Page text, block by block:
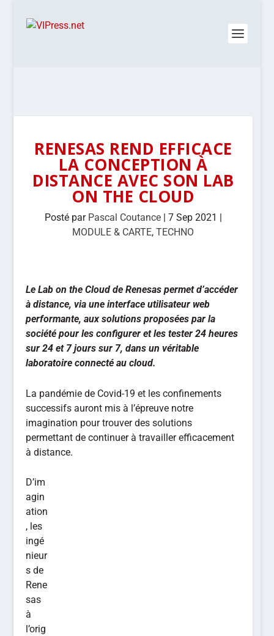
RENESAS REND EFFICACE
LA CONCEPTION À
DISTANCE AVEC SON LAB
ON THE CLOUD
Posté par Pascal Coutance| 7 Sep 2021 |
MODULE & CARTE,TECHNO
Le Lab on the Cloud de Renesas permet d’accéder
à distance, via une interface utilisateur web
performante, aux solutions proposées par la
société pour les configurer et les tester 24 heures
sur 24 et 7 jours sur 7, dans un véritable
laboratoire connecté au cloud.
La pandémie de Covid-19 et les confinements
successifs auront mis à l’épreuve notre
imagination pour trouver des solutions
permettant de continuer à travailler efficacement
à distance.
D’im
agin
ation
, les
ingé
nieur
s de
Rene
sas
à
l’orig